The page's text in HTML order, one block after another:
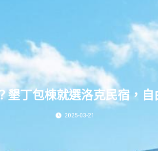
墾丁包棟就選洛克民宿，
2025-03-21